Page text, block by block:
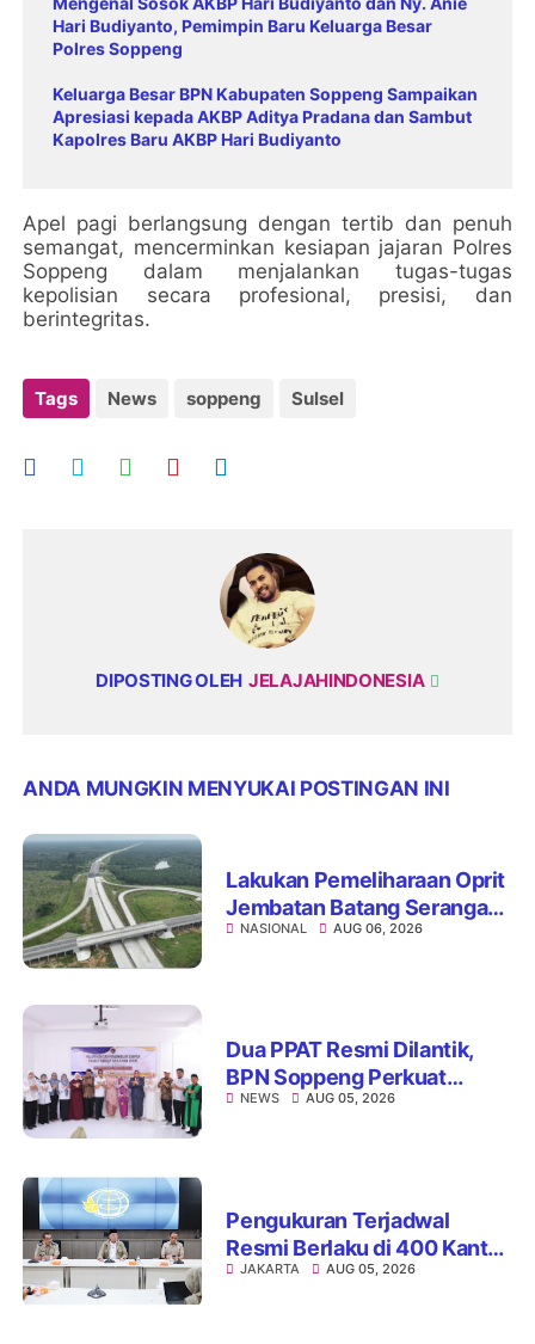
Hari Budiyanto, Pemimpin Baru Keluarga Besar
Polres Soppeng
Keluarga Besar BPN Kabupaten Soppeng Sampaikan
Apresiasi kepada AKBP Aditya Pradana dan Sambut
Kapolres Baru AKBP Hari Budiyanto
Apel pagi berlangsung dengan tertib dan penuh
semangat, mencerminkan kesiapan jajaran Polres
Soppeng dalam menjalankan tugas-tugas
kepolisian secara profesional, presisi, dan
berintegritas.
Tags News soppeng Sulsel
DIPOSTING OLEH JELAJAHINDONESIA
ANDA MUNGKIN MENYUKAI POSTINGAN INI
Lakukan Pemeliharaan Oprit
Jembatan Batang Serangan,
Hutama Karya Uji Coba
NASIONAL AUG 06, 2026
Dua PPAT Resmi Dilantik,
BPN Soppeng Perkuat
Pelayanan Pertanahan
NEWS AUG 05, 2026
Pengukuran Terjadwal
Resmi Berlaku di 400 Kantor
Pertanahan, ATR/BPN Jamin
JAKARTA AUG 05, 2026